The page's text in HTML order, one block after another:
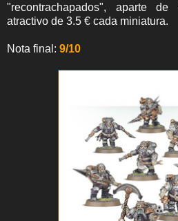
"recontrachapados", aparte
atractivo de 3.5 € cada miniatura.
Nota final: 9/10